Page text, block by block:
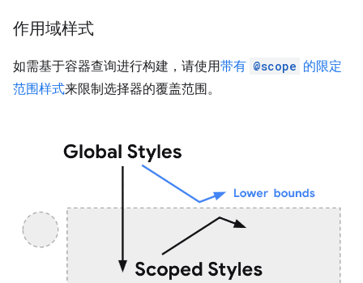
作用域样式
如需基于容器查询进行构建，请使用带有 @scope 的限定
范围样式来限制选择器的覆盖范围。